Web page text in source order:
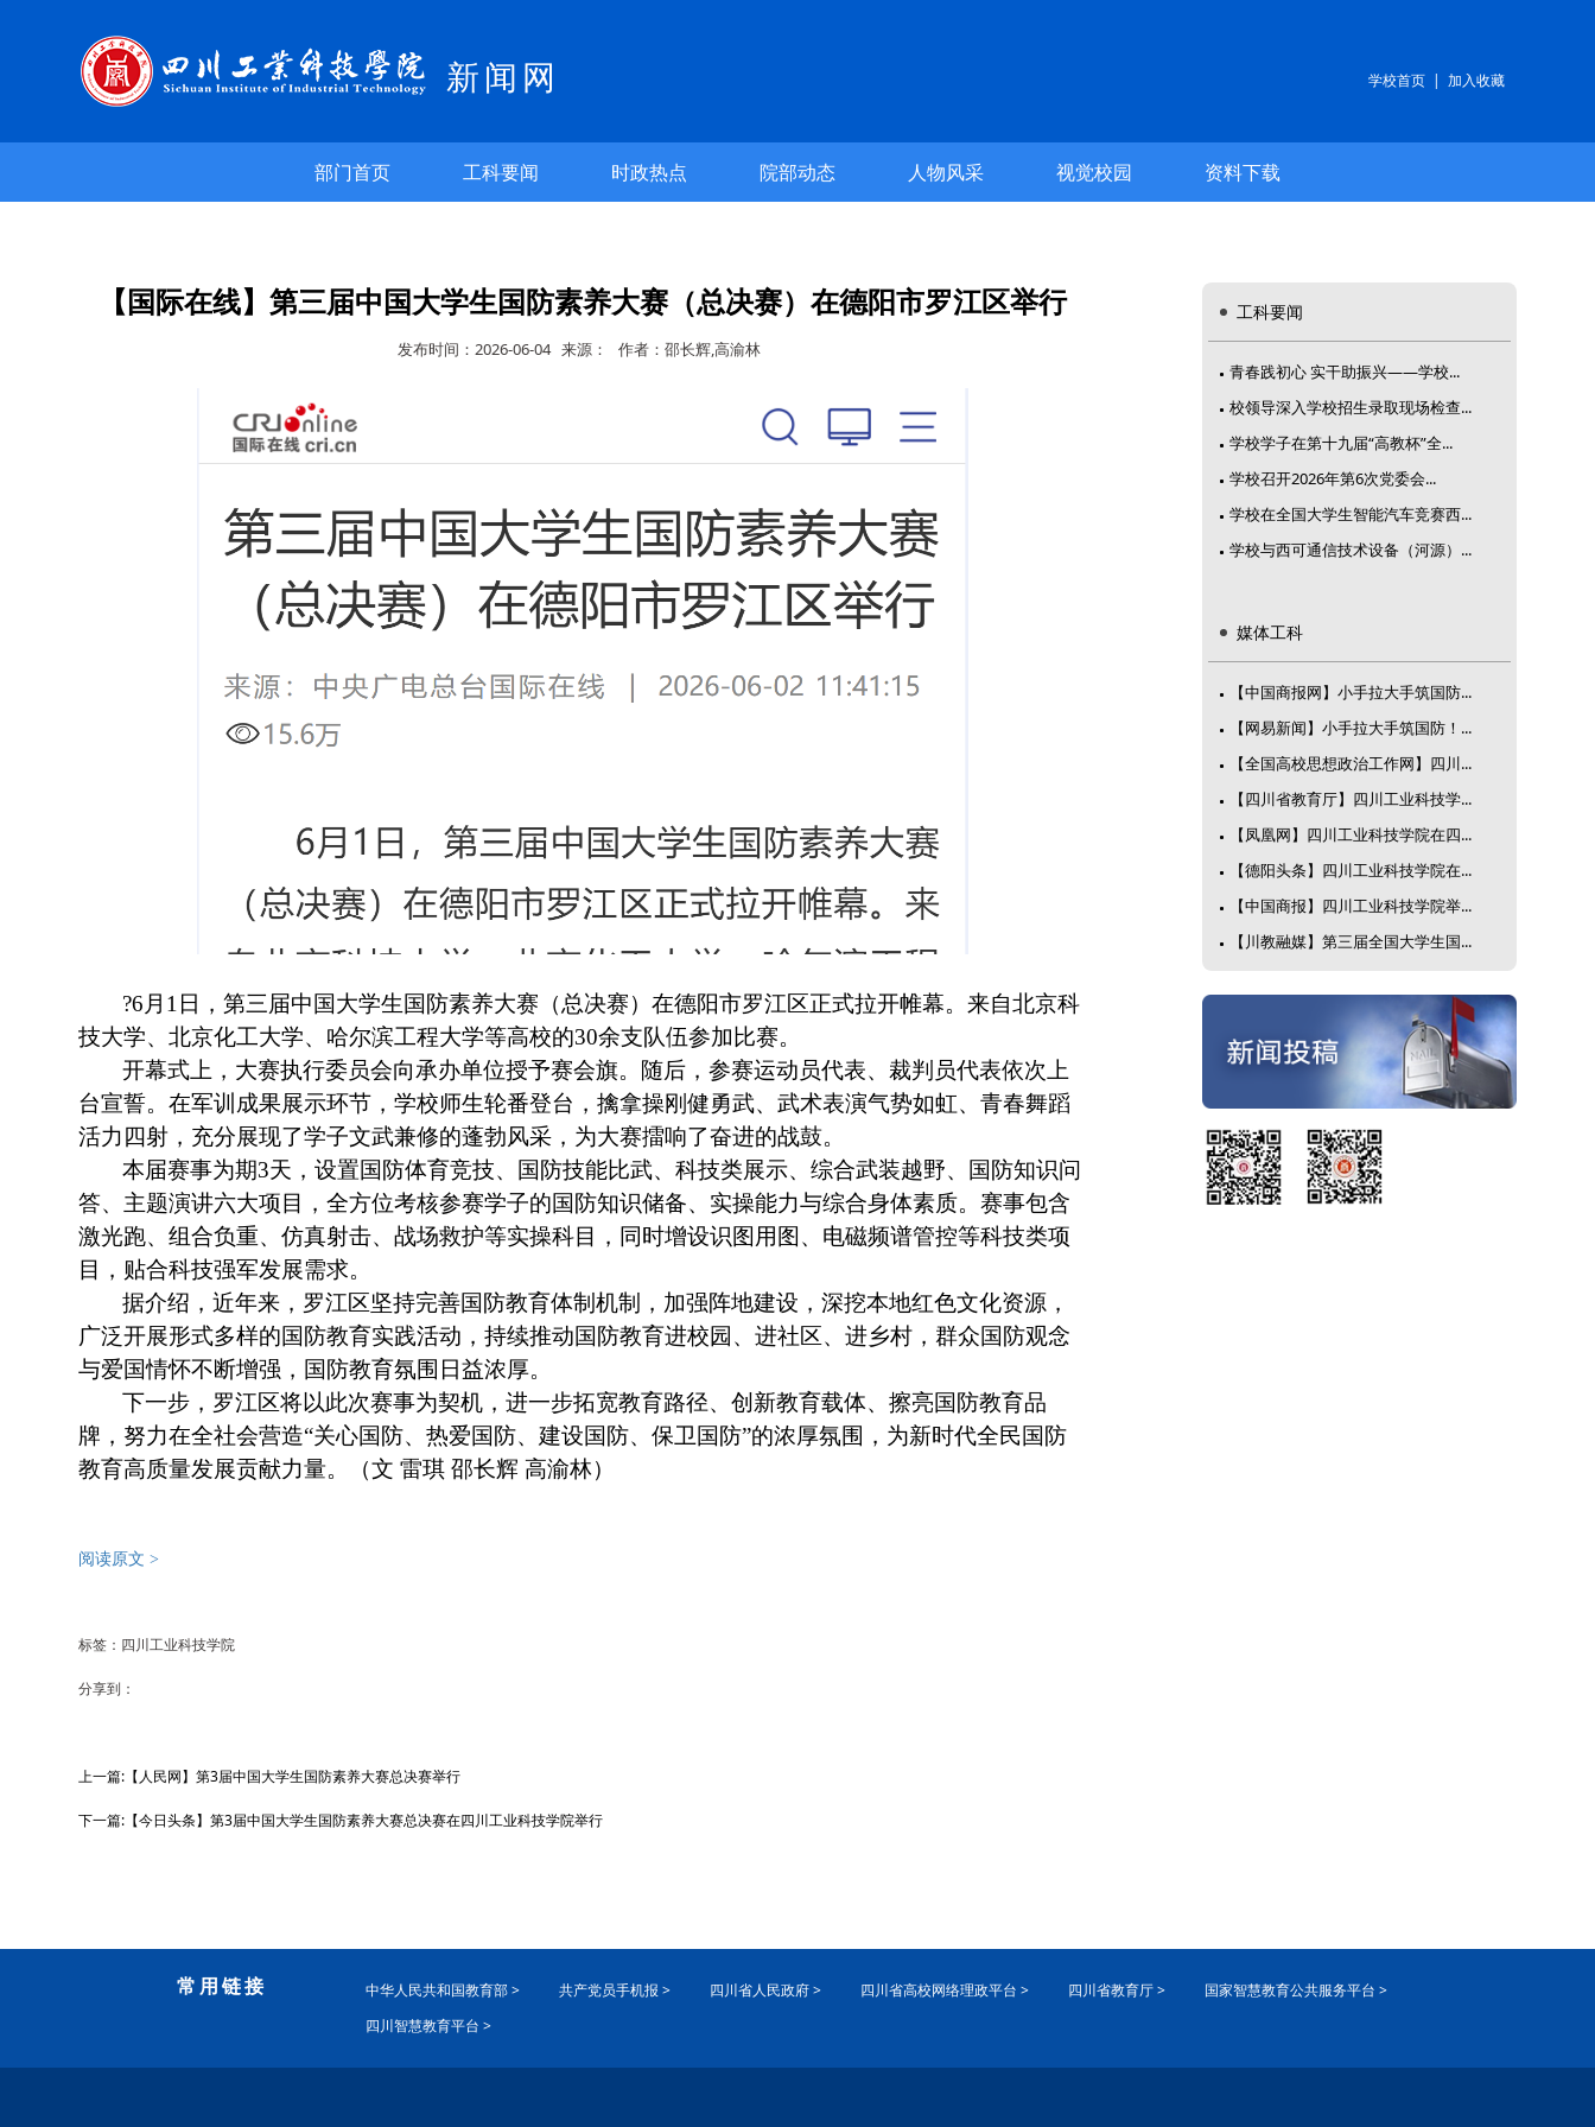
新闻网 学校首页 | 加入收藏
部门首页 工科要闻 时政热点 院部动态 人物风采 视觉校园 资料下载
【国际在线】第三届中国大学生国防素养大赛（总决赛）在德阳市罗江区举行
发布时间：2026-06-04 来源： 作者：邵长辉,高渝林
?6月1日，第三届中国大学生国防素养大赛（总决赛）在德阳市罗江区正式拉开帷幕。来自北京科
技大学、北京化工大学、哈尔滨工程大学等高校的30余支队伍参加比赛。
开幕式上，大赛执行委员会向承办单位授予赛会旗。随后，参赛运动员代表、裁判员代表依次上
台宣誓。在军训成果展示环节，学校师生轮番登台，擒拿操刚健勇武、武术表演气势如虹、青春舞蹈
活力四射，充分展现了学子文武兼修的蓬勃风采，为大赛擂响了奋进的战鼓。
本届赛事为期3天，设置国防体育竞技、国防技能比武、科技类展示、综合武装越野、国防知识问
答、主题演讲六大项目，全方位考核参赛学子的国防知识储备、实操能力与综合身体素质。赛事包含
激光跑、组合负重、仿真射击、战场救护等实操科目，同时增设识图用图、电磁频谱管控等科技类项
目，贴合科技强军发展需求。
据介绍，近年来，罗江区坚持完善国防教育体制机制，加强阵地建设，深挖本地红色文化资源，
广泛开展形式多样的国防教育实践活动，持续推动国防教育进校园、进社区、进乡村，群众国防观念
与爱国情怀不断增强，国防教育氛围日益浓厚。
下一步，罗江区将以此次赛事为契机，进一步拓宽教育路径、创新教育载体、擦亮国防教育品
牌，努力在全社会营造“关心国防、热爱国防、建设国防、保卫国防”的浓厚氛围，为新时代全民国防
教育高质量发展贡献力量。（文 雷琪 邵长辉 高渝林）
阅读原文 >
标签：四川工业科技学院
分享到：
上一篇:【人民网】第3届中国大学生国防素养大赛总决赛举行
下一篇:【今日头条】第3届中国大学生国防素养大赛总决赛在四川工业科技学院举行
工科要闻
青春践初心 实干助振兴——学校...
校领导深入学校招生录取现场检查...
学校学子在第十九届“高教杯”全...
学校召开2026年第6次党委会...
学校在全国大学生智能汽车竞赛西...
学校与西可通信技术设备（河源）...
媒体工科
【中国商报网】小手拉大手筑国防...
【网易新闻】小手拉大手筑国防！...
【全国高校思想政治工作网】四川...
【四川省教育厅】四川工业科技学...
【凤凰网】四川工业科技学院在四...
【德阳头条】四川工业科技学院在...
【中国商报】四川工业科技学院举...
【川教融媒】第三届全国大学生国...
常用链接 中华人民共和国教育部 > 共产党员手机报 > 四川省人民政府 > 四川省高校网络理政平台 > 四川省教育厅 >
国家智慧教育公共服务平台 >
四川智慧教育平台 >